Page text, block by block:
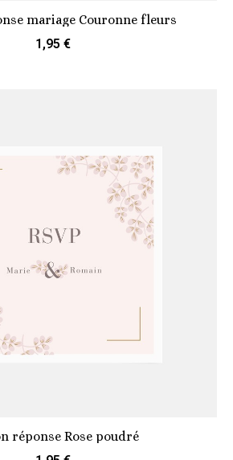
mariage Couronne fleurs
1,95 €
réponse Rose poudré